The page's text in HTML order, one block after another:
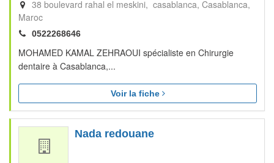
38 boulevard rahal el meskini, casablanca Casablanca
Maroc
0522268646
MOHAMED KAMAL ZEHRAOUI spécialiste en Chirurgie
dentaire à Casablanca,...
Voir la fiche
Nada redouane